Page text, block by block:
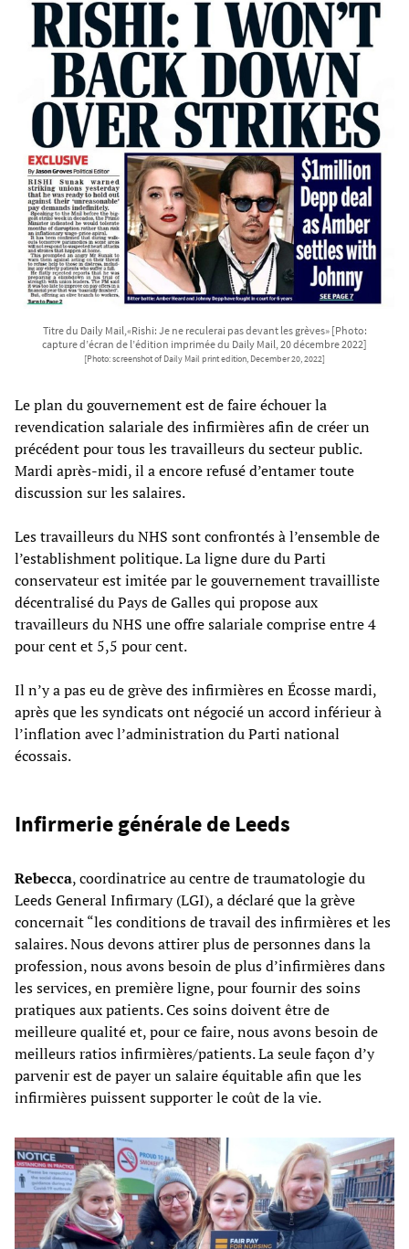
Titre du Daily Mail,«Rishi: Je ne reculerai pas devant les grèves» [Photo:
capture d’écran de l’édition imprimée du Daily Mail, 20 décembre 2022]
[Photo: screenshot of Daily Mail print edition, December 20, 2022]
Le plan du gouvernement est de faire échouer la
revendication salariale des infirmières afin de créer un
précédent pour tous les travailleurs du secteur public.
Mardi après-midi, il a encore refusé d’entamer toute
discussion sur les salaires.
Les travailleurs du NHS sont confrontés à l’ensemble de
l’establishment politique. La ligne dure du Parti
conservateur est imitée par le gouvernement travailliste
décentralisé du Pays de Galles qui propose aux
travailleurs du NHS une offre salariale comprise entre 4
pour cent et 5,5 pour cent.
Il n’y a pas eu de grève des infirmières en Écosse mardi,
après que les syndicats ont négocié un accord inférieur à
l’inflation avec l’administration du Parti national
écossais.
Infirmerie générale de Leeds
Rebecca, coordinatrice au centre de traumatologie du
Leeds General Infirmary (LGI), a déclaré que la grève
concernait “les conditions de travail des infirmières et les
salaires. Nous devons attirer plus de personnes dans la
profession, nous avons besoin de plus d’infirmières dans
les services, en première ligne, pour fournir des soins
pratiques aux patients. Ces soins doivent être de
meilleure qualité et, pour ce faire, nous avons besoin de
meilleurs ratios infirmières/patients. La seule façon d’y
parvenir est de payer un salaire équitable afin que les
infirmières puissent supporter le coût de la vie.